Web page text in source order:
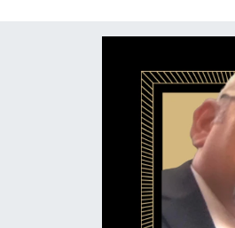
SAĞLIK
TARIM VE HAYVANCILIK
KÜLTÜR SANAT